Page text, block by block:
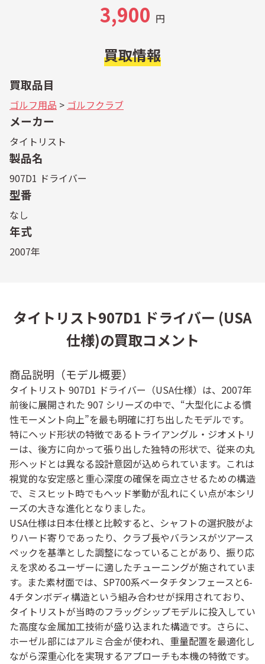
3,900 円
買取情報
買取品目
ゴルフ用品 > ゴルフクラブ
メーカー
タイトリスト
製品名
907D1 ドライバー
型番
なし
年式
2007年
タイトリスト907D1 ドライバー (USA
仕様)の買取コメント
商品説明（モデル概要）
タイトリスト 907D1 ドライバー（USA仕様）は、2007年
前後に展開された 907 シリーズの中で、“大型化による慣
性モーメント向上”を最も明確に打ち出したモデルです。
特にヘッド形状の特徴であるトライアングル・ジオメトリ
ーは、後方に向かって張り出した独特の形状で、従来の丸
形ヘッドとは異なる設計意図が込められています。これは
視覚的な安定感と重心深度の確保を両立させるための構造
で、ミスヒット時でもヘッド挙動が乱れにくい点が本シリ
ーズの大きな進化となりました。
USA仕様は日本仕様と比較すると、シャフトの選択肢がよ
りハード寄りであったり、クラブ長やバランスがツアース
ペックを基準とした調整になっていることがあり、振り応
えを求めるユーザーに適したチューニングが施されていま
す。また素材面では、SP700系ベータチタンフェースと6-
4チタンボディ構造という組み合わせが採用されており、
タイトリストが当時のフラッグシップモデルに投入してい
た高度な金属加工技術が盛り込まれた構造です。さらに、
ホーゼル部にはアルミ合金が使われ、重量配置を最適化し
ながら深重心化を実現するアプローチも本機の特徴です。